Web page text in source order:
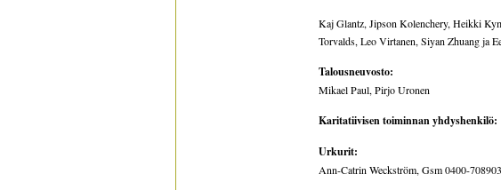
Kaj Glantz, Jipson Kolenchery, Heikki
Torvalds, Leo Virtanen, Siyan Zhuang ja
Talousneuvosto:
Mikael Paul, Pirjo Uronen
Karitatiivisen toiminnan yhdyshenkilö:
Urkurit:
Ann-Catrin Weckström, Gsm 0400-